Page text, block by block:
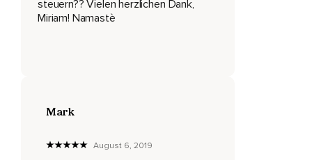
Und ja,
Mir die Augen geöffnet haben.
steuern?? Vielen herzlichen Dank,
Miriam! Namastè
Mark
August 6, 2019